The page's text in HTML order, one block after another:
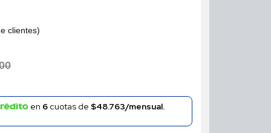
clientes)
en 6cuotas de $48.763/mensual.